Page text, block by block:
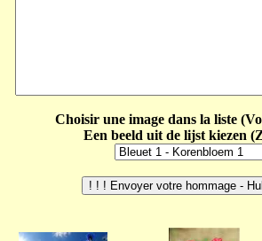
Choisir une image dans la liste
Een beeld uit de lijst kiezen